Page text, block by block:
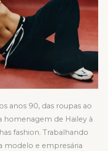
anos 90, das roupas ao
homenagem de Hailey à
fashion. Trabalhando
modelo e empresária